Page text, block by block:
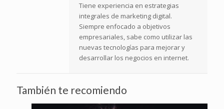
Tiene experiencia en estrategias
integrales de marketing digital.
Siempre enfocado a objetivos
empresariales, sabe como utilizar las
nuevas tecnologías para mejorar y
desarrollar los negocios en internet.
También te recomiendo